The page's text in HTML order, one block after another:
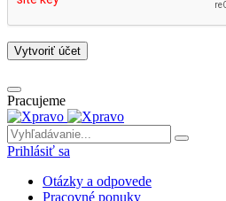
Vytvoriť účet
Pracujeme
Prihlásiť sa
Otázky a odpovede
Pracovné ponuky